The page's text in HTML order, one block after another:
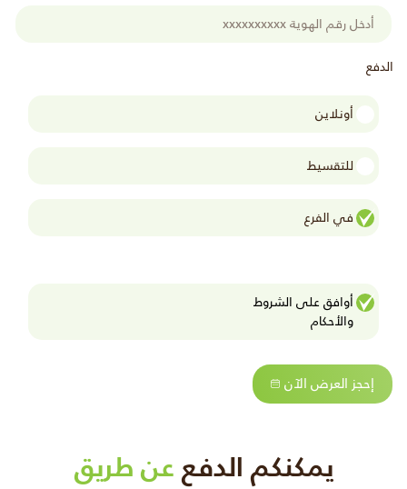
الدفع
أونلاين
للتقسيط
في الفرع
أوافق على الشروط
واﻷحكام
إحجز العرض الآن
يمكنكم الدفععن طريق